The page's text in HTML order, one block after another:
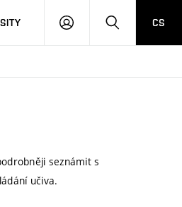
LOG
SEARCHCS
seznámit s
učiva.